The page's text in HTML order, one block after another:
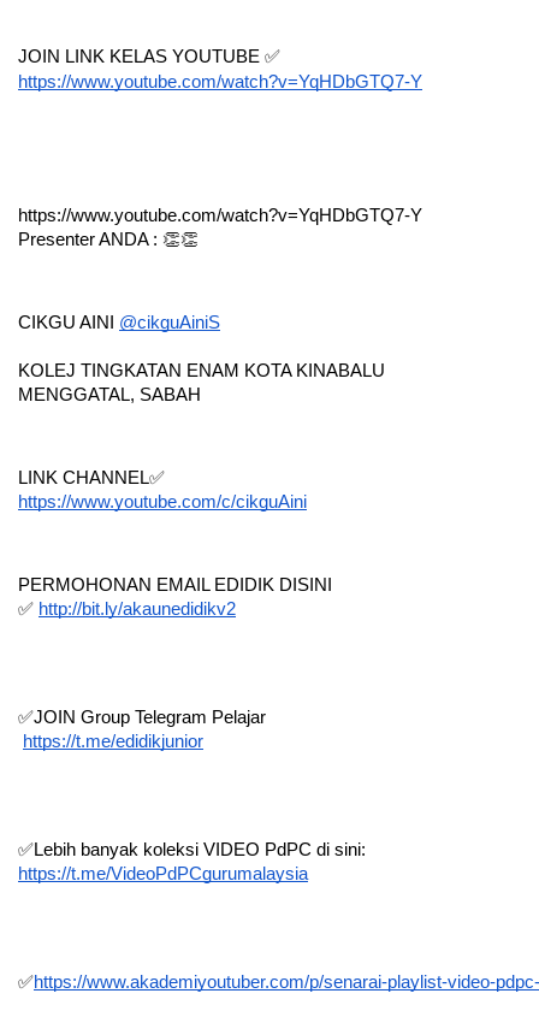
JOIN LINK KELAS YOUTUBE ✅
https://www.youtube.com/watch?v=YqHDbGTQ7-Y
https://www.youtube.com/watch?v=YqHDbGTQ7-Y
Presenter ANDA : 👏👏
CIKGU AINI @cikguAiniS
KOLEJ TINGKATAN ENAM KOTA KINABALU
MENGGATAL, SABAH
LINK CHANNEL✅
https://www.youtube.com/c/cikguAini
PERMOHONAN EMAIL EDIDIK DISINI
✅ http://bit.ly/akaunedidikv2
✅JOIN Group Telegram Pelajar
https://t.me/edidikjunior
✅Lebih banyak koleksi VIDEO PdPC di sini:
https://t.me/VideoPdPCgurumalaysia
✅https://www.akademiyoutuber.com/p/senarai-playlist-video-